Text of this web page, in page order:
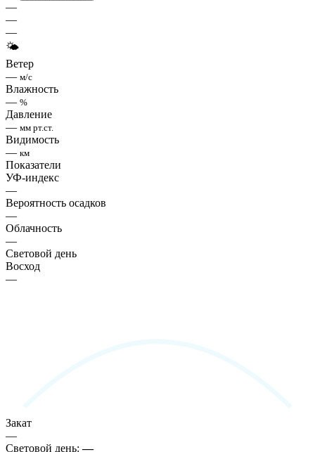
—
—
—
🌤
Ветер
— м/с
Влажность
— %
Давление
— мм рт.ст.
Видимость
— км
Показатели
УФ-индекс
—
Вероятность осадков
—
Облачность
—
Световой день
Восход
—
Закат
—
Световой день:—